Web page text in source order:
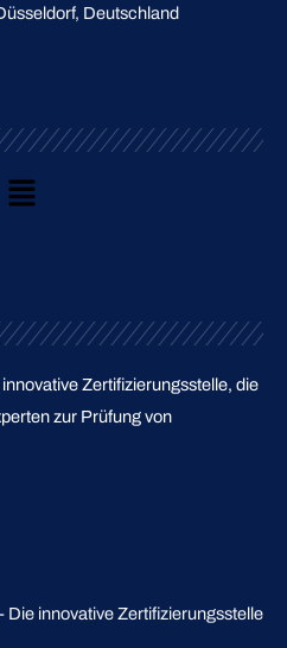
Deutschland
Main
Zertifizierungsstelle, die
zur Prüfung von
innovative Zertifizierungsstelle